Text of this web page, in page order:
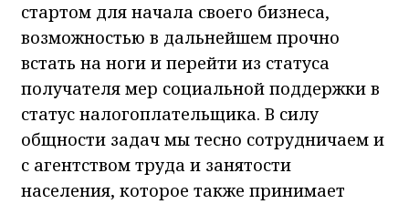
стартом для начала своего бизнеса,
возможностью в дальнейшем прочно
встать на ноги и перейти из статуса
получателя мер социальной поддержки в
статус налогоплательщика. В силу
общности задач мы тесно сотрудничаем и
с агентством труда и занятости
населения, которое также принимает